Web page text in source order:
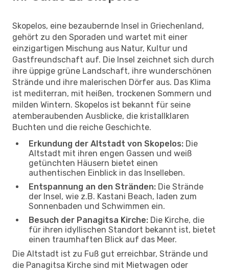
Skopelos, eine bezaubernde Insel in Griechenland,
gehört zu den Sporaden und wartet mit einer
einzigartigen Mischung aus Natur, Kultur und
Gastfreundschaft auf. Die Insel zeichnet sich durch
ihre üppige grüne Landschaft, ihre wunderschönen
Strände und ihre malerischen Dörfer aus. Das Klima
ist mediterran, mit heißen, trockenen Sommern und
milden Wintern. Skopelos ist bekannt für seine
atemberaubenden Ausblicke, die kristallklaren
Buchten und die reiche Geschichte.
Erkundung der Altstadt von Skopelos: Die
Altstadt mit ihren engen Gassen und weiß
getünchten Häusern bietet einen
authentischen Einblick in das Inselleben.
Entspannung an den Stränden: Die Strände
der Insel, wie z.B. Kastani Beach, laden zum
Sonnenbaden und Schwimmen ein.
Besuch der Panagitsa Kirche: Die Kirche, die
für ihren idyllischen Standort bekannt ist, bietet
einen traumhaften Blick auf das Meer.
Die Altstadt ist zu Fuß gut erreichbar, Strände und
die Panagitsa Kirche sind mit Mietwagen oder